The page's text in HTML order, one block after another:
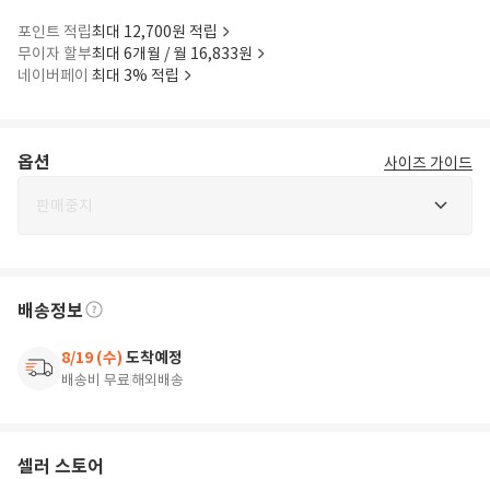
포인트 적립최대 12,700원 적립
무이자 할부최대 6개월 / 월 16,833원
네이버페이 최대 3% 적립
옵션 사이즈 가이드
판매중지
배송정보
8/19 (수) 도착예정
배송비 무료해외배송
셀러 스토어